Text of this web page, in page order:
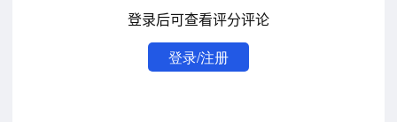
登录后可查看评分评论
登录/注册